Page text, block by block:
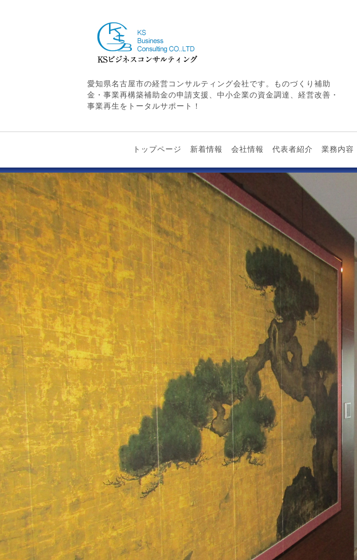
愛知県名古屋市の経営コンサルティング会社です。ものづくり補助
金・事業再構築補助金の申請支援、中小企業の資金調達、経営改善・
事業再生をトータルサポート！
トップページ 新着情報 会社情報 代表者紹介 業務内容